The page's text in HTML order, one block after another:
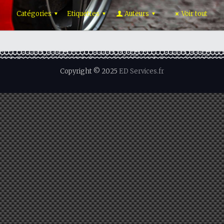
Catégories Etiquettes Auteurs Voir tout
Copyright © 2025 ED Services.fr